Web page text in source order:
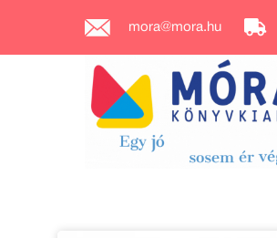
mora@mora.hu